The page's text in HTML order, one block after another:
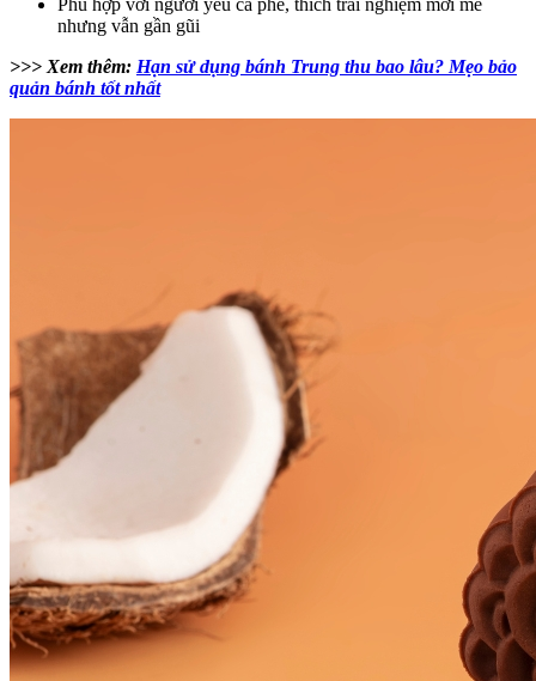
Phù hợp với người yêu cà phê, thích trải nghiệm mới mẻ
nhưng vẫn gần gũi
>>> Xem thêm: Hạn sử dụng bánh Trung thu bao lâu? Mẹo bảo
quản bánh tốt nhất